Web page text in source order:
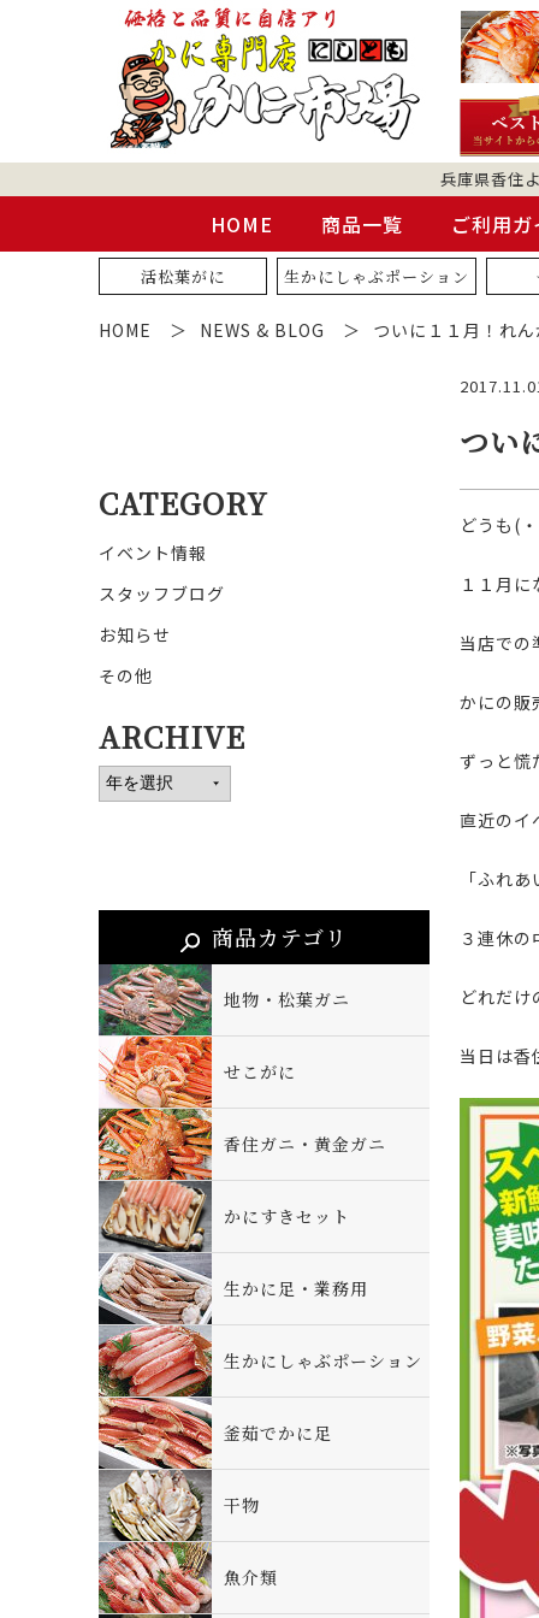
兵庫県香住
HOME 商品一覧 ご利用
活松葉がに 生かにしゃぶポーション
HOME NEWS & BLOG ついに１１月！れ
つい
どうも(
１１月
当店での
かにの販
ずっと慌
直近のイ
「ふれ
３連休
どれだ
当日は香
CATEGORY
イベント情報
スタッフブログ
お知らせ
その他
ARCHIVE
商品カテゴリ
地物・松葉ガニ
せこがに
香住ガニ・黄金ガニ
かにすきセット
生かに足・業務用
生かにしゃぶポーション
釜茹でかに足
干物
魚介類